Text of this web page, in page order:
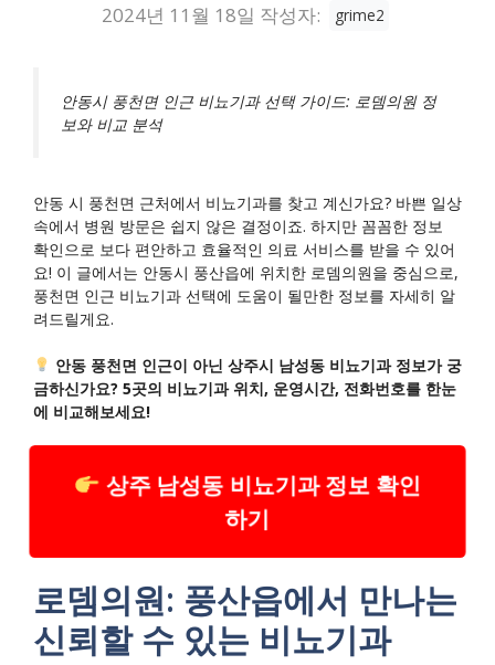
2024년 11월 18일 작성자: grime2
안동시 풍천면 인근 비뇨기과 선택 가이드: 로뎀의원 정
보와 비교 분석
안동 시 풍천면 근처에서 비뇨기과를 찾고 계신가요? 바쁜 일상
속에서 병원 방문은 쉽지 않은 결정이죠. 하지만 꼼꼼한 정보
확인으로 보다 편안하고 효율적인 의료 서비스를 받을 수 있어
요! 이 글에서는 안동시 풍산읍에 위치한 로뎀의원을 중심으로,
풍천면 인근 비뇨기과 선택에 도움이 될만한 정보를 자세히 알
려드릴게요.
안동 풍천면 인근이 아닌 상주시 남성동 비뇨기과 정보가 궁
금하신가요? 5곳의 비뇨기과 위치, 운영시간, 전화번호를 한눈
에 비교해보세요!
상주 남성동 비뇨기과 정보 확인
하기
로뎀의원: 풍산읍에서 만나는
신뢰할 수 있는 비뇨기과